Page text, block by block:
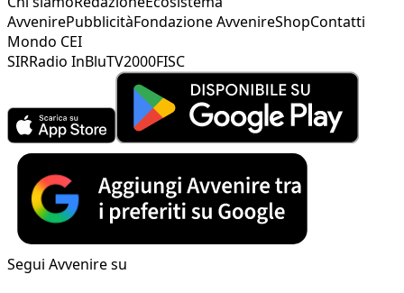
AvvenirePubblicitàFondazione AvvenireShopContatti
Mondo CEI
SIRRadio InBluTV2000FISC
Segui Avvenire su